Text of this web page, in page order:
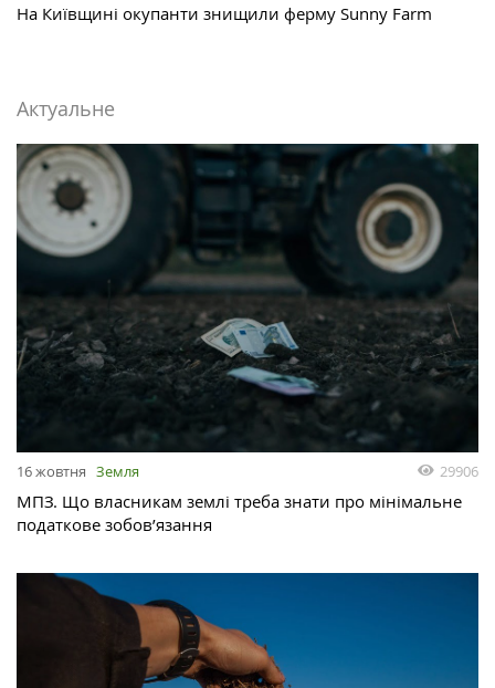
На Київщині окупанти знищили ферму Sunny Farm
Актуальне
16 жовтня Земля 29906
МПЗ. Що власникам землі треба знати про мінімальне
податкове зобов’язання